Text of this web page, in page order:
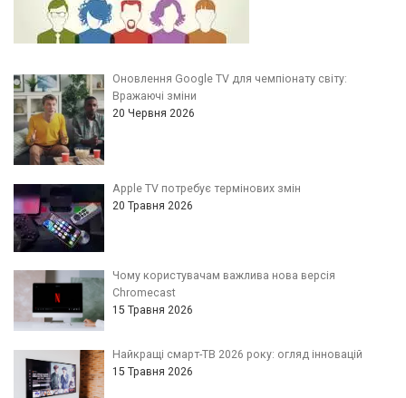
Оновлення Google TV для чемпіонату світу:
Вражаючі зміни
20 Червня 2026
Apple TV потребує термінових змін
20 Травня 2026
Чому користувачам важлива нова версія
Chromecast
15 Травня 2026
Найкращі смарт-ТВ 2026 року: огляд інновацій
15 Травня 2026